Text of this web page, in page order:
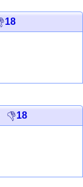
18
18